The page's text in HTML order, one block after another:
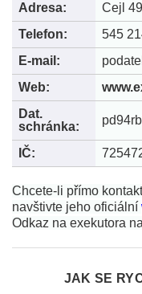
Adresa:
Cejl
Telefon:
545
E-mail:
Web:
Dat.
schránka:
IČ:
Chcete-li přímo
navštivte jeho oficiální
Odkaz na exekutora
JAK SE